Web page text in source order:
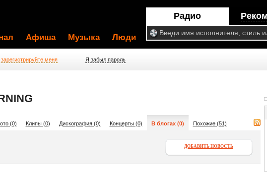
Радио
Афиша Музыка Люди
меня Я забыл пароль
(0) Клипы (0) Дискография (0) Концерты (0) В блогах (0) Похожие (51)
ДОБАВИТЬ НОВОСТЬ